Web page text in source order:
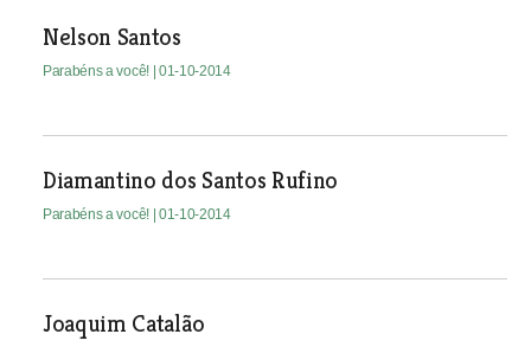
Nelson Santos
Parabéns a você! | 01-10-2014
Diamantino dos Santos Rufino
Parabéns a você! | 01-10-2014
Joaquim Catalão